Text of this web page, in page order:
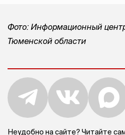
Фото: Информационный
Тюменской области
Неудобно на сайте? Читайте